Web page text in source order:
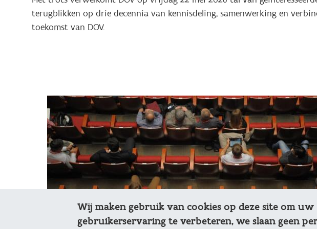
terugblikken op drie decennia van kennisdeling, samenwerking en
toekomst van DOV.
Wij maken gebruik van cookies op deze site om uw
gebruikerservaring te verbeteren, we slaan geen